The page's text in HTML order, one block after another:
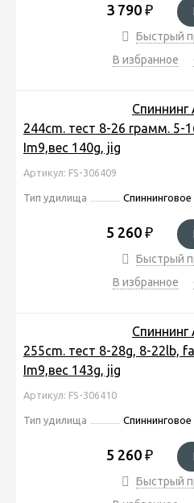
3 790 ₽
Быстрый
В избранное
Спиннинг
244cm. тест 8-26 грамм. 5-
Im9,вес 140g, jig
Артикул: FS-306409
Тип удилища Спиннинговое
5 260 ₽
Быстрый
В избранное
Спиннинг
255cm. тест 8-28g, 8-22lb,
Im9,вес 143g, jig
Артикул: FS-306410
Тип удилища Спиннинговое
5 260 ₽
Быстрый